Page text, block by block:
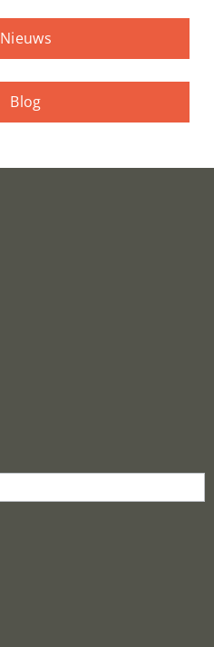
Nieuws
Blog